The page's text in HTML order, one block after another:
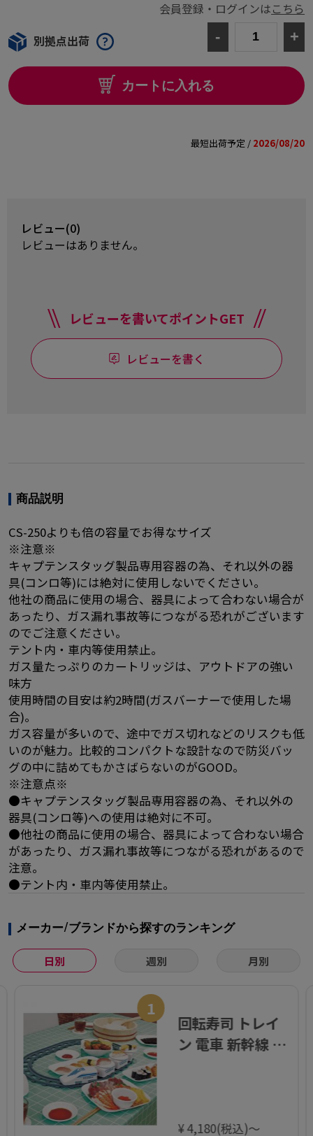
別拠点出荷
会員登録・ログインはこちら
- +
カートに入れる
最短出荷予定 / 2026/08/20
レビュー(0)
レビューはありません。
レビューを書いてポイントGET
レビューを書く
商品説明
CS-250よりも倍の容量でお得なサイズ
※注意※
キャプテンスタッグ製品専用容器の為、それ以外の器
具(コンロ等)には絶対に使用しないでください。
他社の商品に使用の場合、器具によって合わない場合が
あったり、ガス漏れ事故等につながる恐れがございます
のでご注意ください。
テント内・車内等使用禁止。
ガス量たっぷりのカートリッジは、アウトドアの強い
味方
使用時間の目安は約2時間(ガスバーナーで使用した場
合)。
ガス容量が多いので、途中でガス切れなどのリスクも低
いのが魅力。比較的コンパクトな設計なので防災バッ
グの中に詰めてもかさばらないのがGOOD。
※注意点※
●キャプテンスタッグ製品専用容器の為、それ以外の
器具(コンロ等)への使用は絶対に不可。
●他社の商品に使用の場合、器具によって合わない場合
があったり、ガス漏れ事故等につながる恐れがあるので
注意。
●テント内・車内等使用禁止。
メーカー/ブランドから探すのランキング
日別 週別 月別
1
回転寿司 トレイ
ン 電車 新幹線 プ
¥ 4,180(税込)～